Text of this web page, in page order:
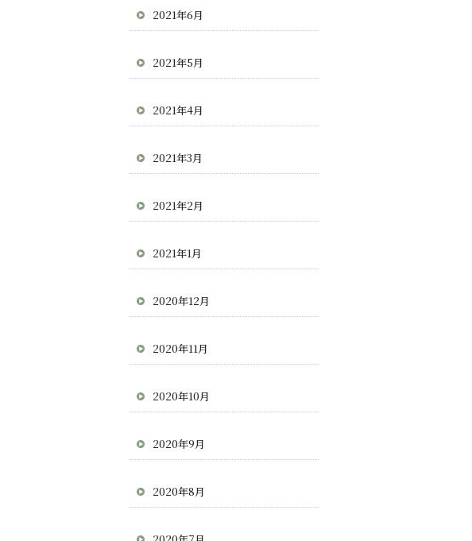
2021年6月
2021年5月
2021年4月
2021年3月
2021年2月
2021年1月
2020年12月
2020年11月
2020年10月
2020年9月
2020年8月